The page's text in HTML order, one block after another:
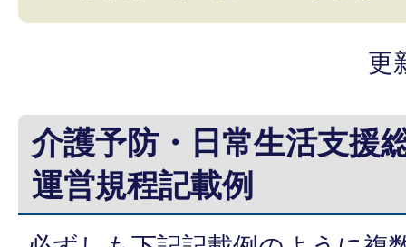
更
介護予防・日常生活支援
運営規程記載例